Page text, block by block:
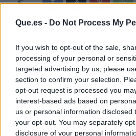
Que.es - Do Not Process My
If you wish to opt-out of the sale,
processing of your personal or
targeted advertising by us, please
section to confirm your selection.
opt-out request is processed you
interest-based ads based on
us or personal information disclosed
your opt-out. You may separately
disclosure of your personal